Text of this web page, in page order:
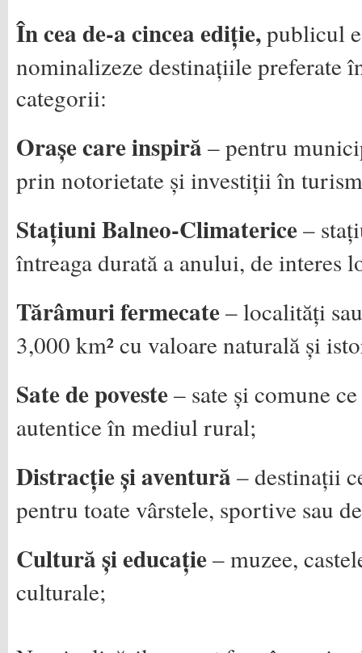
În cea de-a cincea ediție,publicul
nominalizeze destinațiile preferate
categorii:
Orașe care inspiră – pentru
prin notorietate și investiții în
Stațiuni Balneo-Climaterice–
întreaga durată a anului, de interes
Tărâmuri fermecate– localități
3,000 km² cu valoare naturală și
Sate de poveste– sate și comune
autentice în mediul rural;
Distracție și aventură – destinații
pentru toate vârstele, sportive sau
Cultură și educație– muzee,
culturale;